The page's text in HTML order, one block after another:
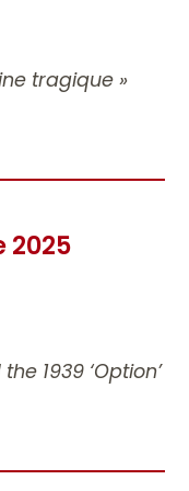
tragique »
2025
1939 ‘Option’